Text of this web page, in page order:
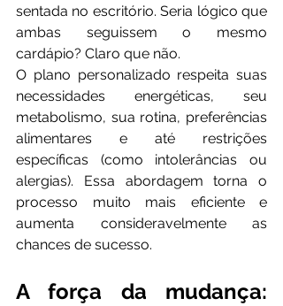
sentada no escritório. Seria lógico que
ambas seguissem o mesmo
cardápio? Claro que não.
O plano personalizado respeita suas
necessidades energéticas, seu
metabolismo, sua rotina, preferências
alimentares e até restrições
específicas (como intolerâncias ou
alergias). Essa abordagem torna o
processo muito mais eficiente e
aumenta consideravelmente as
chances de sucesso.
A força da mudança: